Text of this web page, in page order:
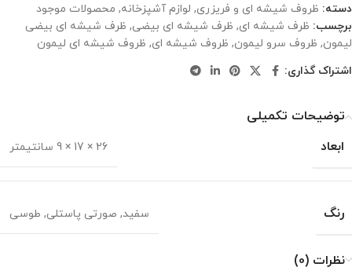
دسته: ظروف شیشه ای و فریزری, لوازم آشپزخانه, محصولات موجود
برچسب: ظرف شیشه ای, ظرف شیشه ای بیضی, ظرف شیشه ای بیضی
لیمون, ظروف سرو لیمون, ظروف شیشه ای, ظروف شیشه ای لیمون
اشتراک گذاری:
توضیحات تکمیلی
ابعاد
26 × 17 × 9 سانتیمتر
رنگ سفید, صورتی پاستلی, طوسی
نظرات (0)